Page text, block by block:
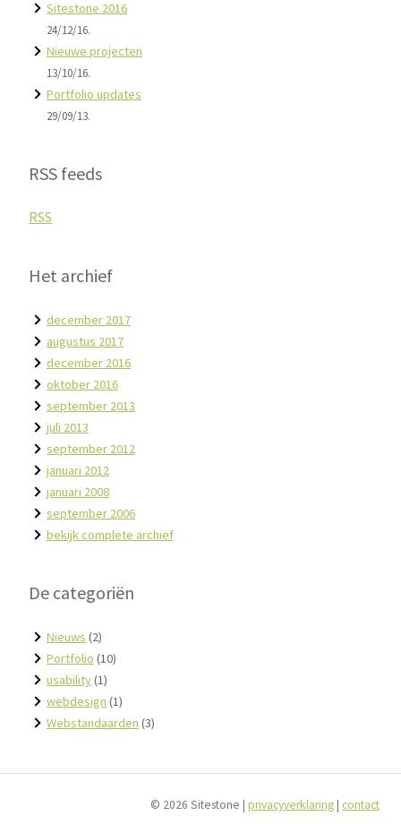
Sitestone 2016
24/12/16.
Nieuwe projecten
13/10/16.
Portfolio updates
29/09/13.
RSS feeds
RSS
Het archief
december 2017
augustus 2017
december 2016
oktober 2016
september 2013
juli 2013
september 2012
januari 2012
januari 2008
september 2006
bekijk complete archief
De categoriën
Nieuws (2)
Portfolio (10)
usability(1)
webdesign (1)
Webstandaarden (3)
© 2026 Sitestone | privacyverklaring| contact